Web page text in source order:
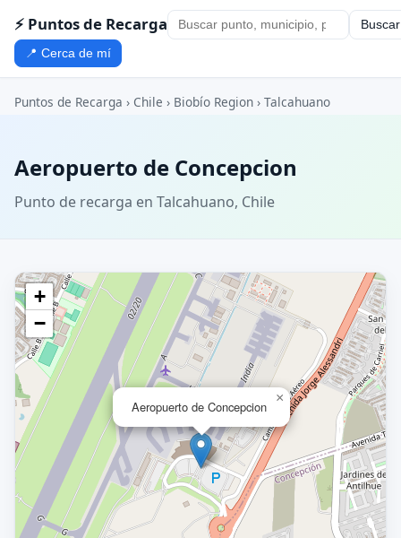
⚡ Puntos de Recarga Buscar
📍 Cerca de mí
Puntos de Recarga › Chile › Biobío Region › Talcahuano
Aeropuerto de Concepcion
Punto de recarga en Talcahuano, Chile
Aeropuerto de Concepcion
×
+
−